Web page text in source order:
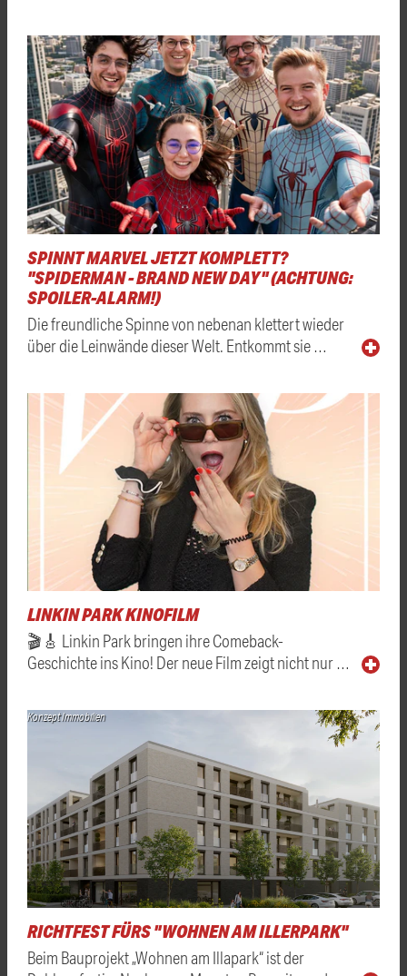
SPINNT MARVEL JETZT KOMPLETT?
"SPIDERMAN - BRAND NEW DAY" (ACHTUNG:
SPOILER-ALARM!)
Die freundliche Spinne von nebenan klettert wieder
über die Leinwände dieser Welt. Entkommt sie …
LINKIN PARK KINOFILM
🎬🎸 Linkin Park bringen ihre Comeback-
Geschichte ins Kino! Der neue Film zeigt nicht nur …
Konzept Immobilien
RICHTFEST FÜRS "WOHNEN AM ILLERPARK"
Beim Bauprojekt „Wohnen am Illapark“ ist der